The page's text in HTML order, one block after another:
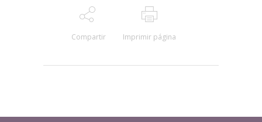
Compartir Imprimir página